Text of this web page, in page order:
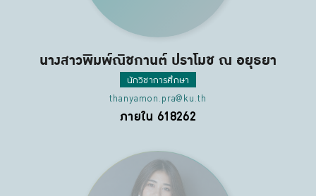
นางสาวพิมพ์ณิชกานต์ ปราโมช ณ อยุธยา
นักวิชาการศึกษา
thanyamon.pra@ku.th
ภายใน 618262